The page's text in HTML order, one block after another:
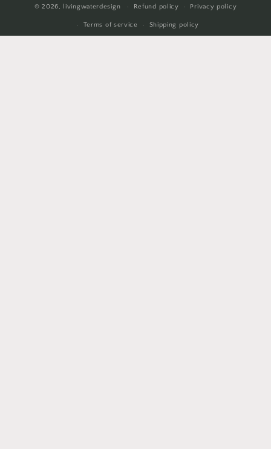
© 2026, livingwaterdesign Refund policy Privacy policy
Terms of service Shipping policy